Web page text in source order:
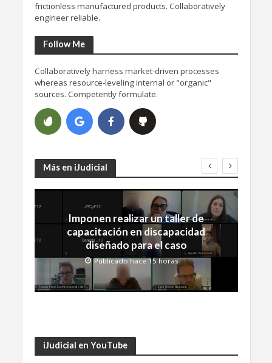
frictionless manufactured products. Collaboratively
engineer reliable.
Follow Me
Collaboratively harness market-driven processes
whereas resource-leveling internal or "organic"
sources. Competently formulate.
Más en iJudicial
Imponen realizar un taller de
capacitación en discapacidad
diseñado para el caso
Publicado hace 15 horas
iJudicial en YouTube